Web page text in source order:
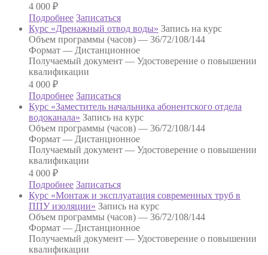
4 000 ₽
Подробнее Записаться
Курс «Дренажный отвод воды» Запись на курс
Объем программы (часов) — 36/72/108/144
Формат — Дистанционное
Получаемый документ — Удостоверение о повышении
квалификации
4 000 ₽
Подробнее Записаться
Курс «Заместитель начальника абонентского отдела
водоканала» Запись на курс
Объем программы (часов) — 36/72/108/144
Формат — Дистанционное
Получаемый документ — Удостоверение о повышении
квалификации
4 000 ₽
Подробнее Записаться
Курс «Монтаж и эксплуатация современных труб в
ППУ изоляции» Запись на курс
Объем программы (часов) — 36/72/108/144
Формат — Дистанционное
Получаемый документ — Удостоверение о повышении
квалификации